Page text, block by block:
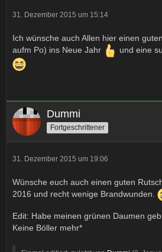
31. Dezember 2015 um 15:14
Ich wünsche auch Allen hier einen
aufm Po) ins Neue Jahr
und eine
Dummi
Fortgeschrittener
31. Dezember 2015 um 19:06
Wünsche euch auch einen guten
2016 und recht wenige Brandwunden.
Edit: Habe meinen grünen Daumen
Keine Böller mehr*